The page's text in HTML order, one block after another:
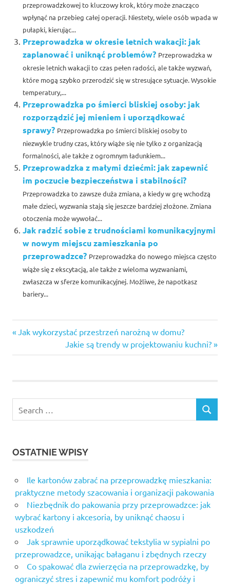
przeprowadzkowej to kluczowy krok, który może znacząco
wpłynąć na przebieg całej operacji. Niestety, wiele osób wpada w
pułapki, kierując...
Przeprowadzka w okresie letnich wakacji: jak
zaplanować i uniknąć problemów? Przeprowadzka w
okresie letnich wakacji to czas pełen radości, ale także wyzwań,
które mogą szybko przerodzić się w stresujące sytuacje. Wysokie
temperatury,...
Przeprowadzka po śmierci bliskiej osoby: jak
rozporządzić jej mieniem i uporządkować
sprawy? Przeprowadzka po śmierci bliskiej osoby to
niezwykle trudny czas, który wiąże się nie tylko z organizacją
formalności, ale także z ogromnym ładunkiem...
Przeprowadzka z małymi dziećmi: jak zapewnić
im poczucie bezpieczeństwa i stabilności?
Przeprowadzka to zawsze duża zmiana, a kiedy w grę wchodzą
małe dzieci, wyzwania stają się jeszcze bardziej złożone. Zmiana
otoczenia może wywołać...
Jak radzić sobie z trudnościami komunikacyjnymi
w nowym miejscu zamieszkania po
przeprowadzce? Przeprowadzka do nowego miejsca często
wiąże się z ekscytacją, ale także z wieloma wyzwaniami,
zwłaszcza w sferze komunikacyjnej. Możliwe, że napotkasz
bariery...
Nawigacja
wpisu
Previous
Jak wykorzystać przestrzeń narożną w domu?
Next
Post:
Jakie są trendy w projektowaniu kuchni?
for:
SEARCH
OSTATNIE WPISY
Ile kartonów zabrać na przeprowadzkę mieszkania:
praktyczne metody szacowania i organizacji pakowania
Niezbędnik do pakowania przy przeprowadzce: jak
wybrać kartony i akcesoria, by uniknąć chaosu i
uszkodzeń
Jak sprawnie uporządkować tekstylia w sypialni po
przeprowadzce, unikając bałaganu i zbędnych rzeczy
Co spakować dla zwierzęcia na przeprowadzkę, by
ograniczyć stres i zapewnić mu komfort podróży i